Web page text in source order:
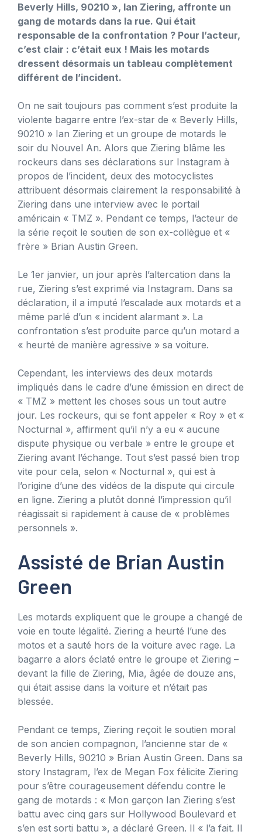
Beverly Hills, 90210 », Ian Ziering, affronte un
gang de motards dans la rue. Qui était
responsable de la confrontation ? Pour l’acteur,
c’est clair : c’était eux ! Mais les motards
dressent désormais un tableau complètement
différent de l’incident.
On ne sait toujours pas comment s’est produite la
violente bagarre entre l’ex-star de « Beverly Hills,
90210 » Ian Ziering et un groupe de motards le
soir du Nouvel An. Alors que Ziering blâme les
rockeurs dans ses déclarations sur Instagram à
propos de l’incident, deux des motocyclistes
attribuent désormais clairement la responsabilité à
Ziering dans une interview avec le portail
américain « TMZ ». Pendant ce temps, l’acteur de
la série reçoit le soutien de son ex-collègue et «
frère » Brian Austin Green.
Le 1er janvier, un jour après l’altercation dans la
rue, Ziering s’est exprimé via Instagram. Dans sa
déclaration, il a imputé l’escalade aux motards et a
même parlé d’un « incident alarmant ». La
confrontation s’est produite parce qu’un motard a
« heurté de manière agressive » sa voiture.
Cependant, les interviews des deux motards
impliqués dans le cadre d’une émission en direct de
« TMZ » mettent les choses sous un tout autre
jour. Les rockeurs, qui se font appeler « Roy » et «
Nocturnal », affirment qu’il n’y a eu « aucune
dispute physique ou verbale » entre le groupe et
Ziering avant l’échange. Tout s’est passé bien trop
vite pour cela, selon « Nocturnal », qui est à
l’origine d’une des vidéos de la dispute qui circule
en ligne. Ziering a plutôt donné l’impression qu’il
réagissait si rapidement à cause de « problèmes
personnels ».
Assisté de Brian Austin
Green
Les motards expliquent que le groupe a changé de
voie en toute légalité. Ziering a heurté l’une des
motos et a sauté hors de la voiture avec rage. La
bagarre a alors éclaté entre le groupe et Ziering –
devant la fille de Ziering, Mia, âgée de douze ans,
qui était assise dans la voiture et n’était pas
blessée.
Pendant ce temps, Ziering reçoit le soutien moral
de son ancien compagnon, l’ancienne star de «
Beverly Hills, 90210 » Brian Austin Green. Dans sa
story Instagram, l’ex de Megan Fox félicite Ziering
pour s’être courageusement défendu contre le
gang de motards : « Mon garçon Ian Ziering s’est
battu avec cinq gars sur Hollywood Boulevard et
s’en est sorti battu », a déclaré Green. Il « l’a fait. Il